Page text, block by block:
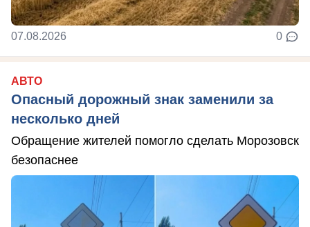
07.08.2026 0
АВТО
Опасный дорожный знак заменили за
несколько дней
Обращение жителей помогло сделать Морозовск
безопаснее